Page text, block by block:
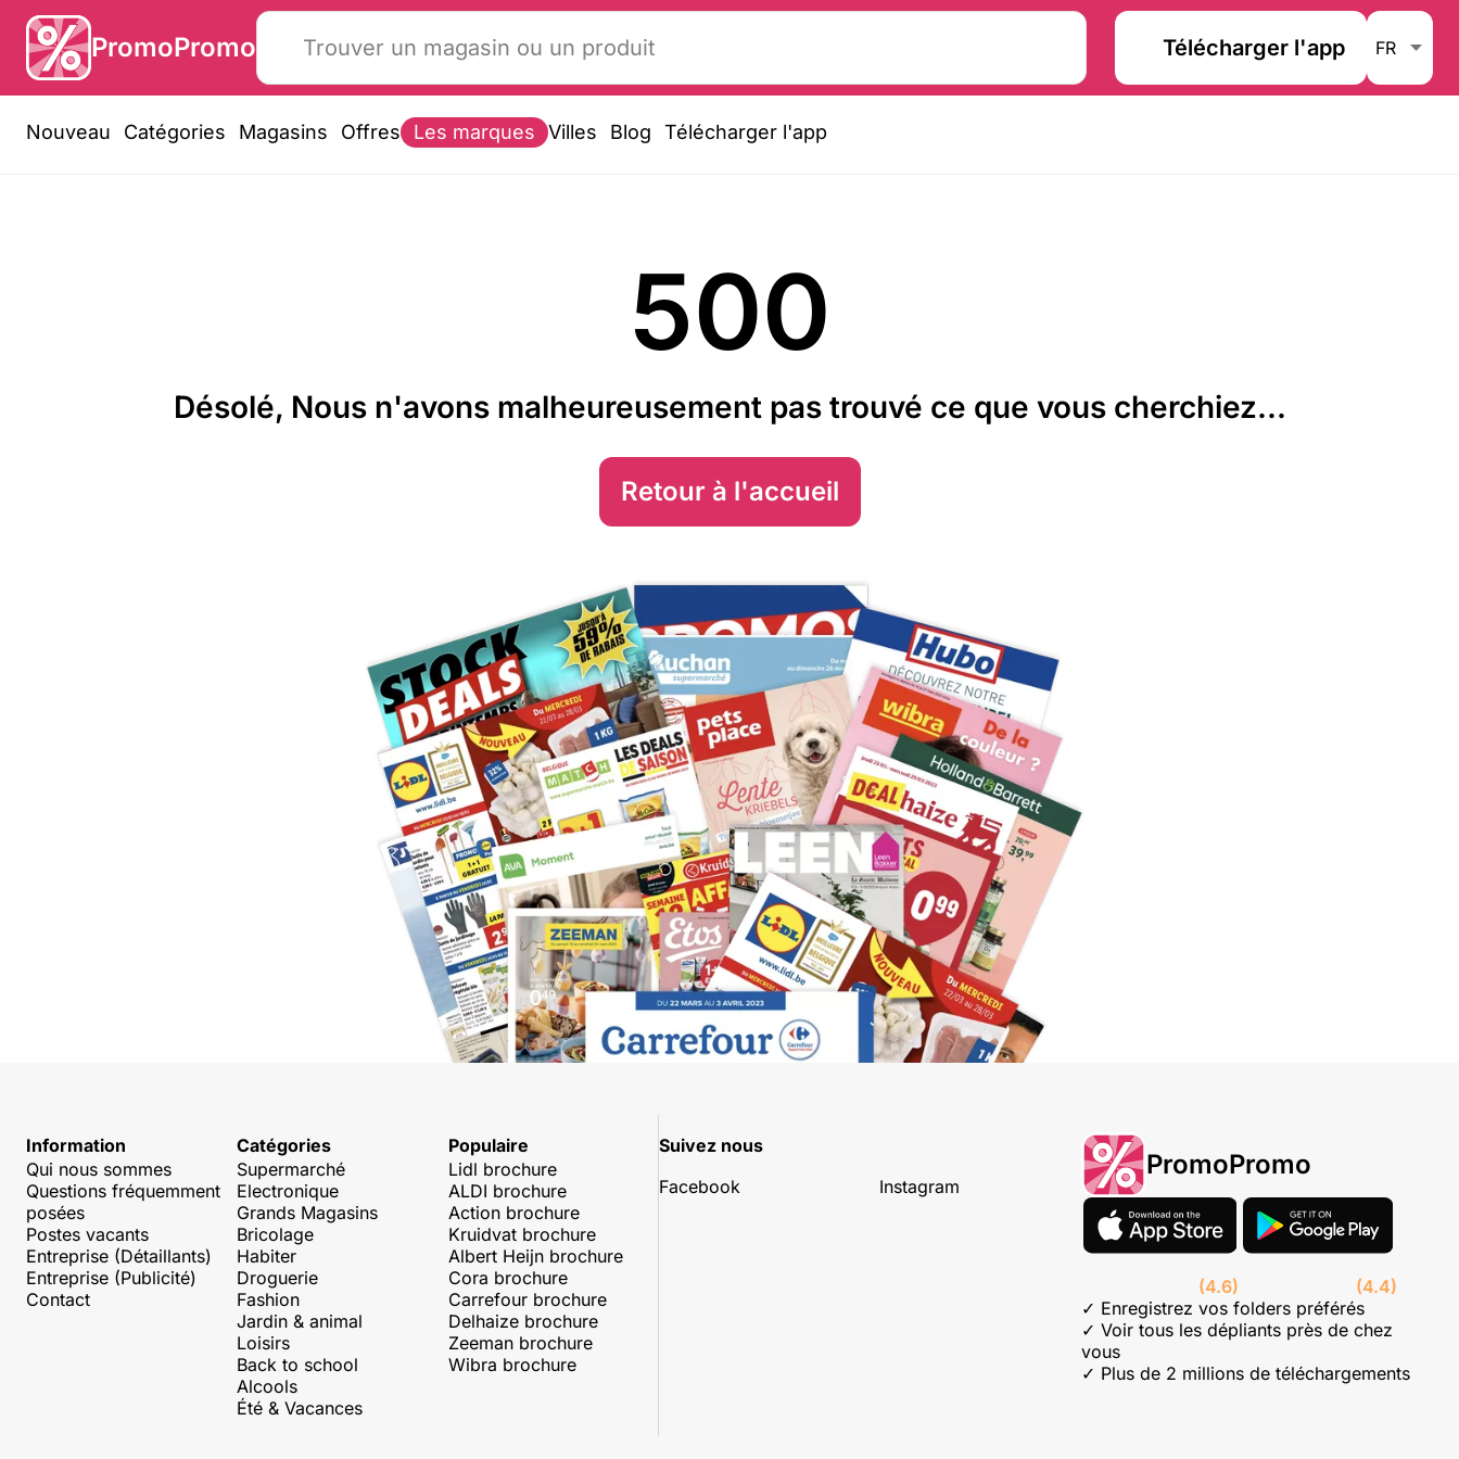
PromoPromo Télécharger l'app
Nouveau Catégories Magasins Offres Les marques Villes Blog Télécharger l'app
500
Désolé, Nous n'avons malheureusement pas trouvé ce que vous cherchiez...
Retour à l'accueil
Information
Qui nous sommes
Questions fréquemment
posées
Postes vacants
Entreprise (Détaillants)
Entreprise (Publicité)
Contact
Catégories
Supermarché
Electronique
Grands Magasins
Bricolage
Habiter
Droguerie
Fashion
Jardin & animal
Loisirs
Back to school
Alcools
Été & Vacances
Populaire
Lidl brochure
ALDI brochure
Action brochure
Kruidvat brochure
Albert Heijn brochure
Cora brochure
Carrefour brochure
Delhaize brochure
Zeeman brochure
Wibra brochure
Suivez nous
Facebook
Instagram
PromoPromo
(4.6)
(4.4)
✓ Enregistrez vos folders préférés
✓ Voir tous les dépliants près de chez
vous
✓ Plus de 2 millions de téléchargements